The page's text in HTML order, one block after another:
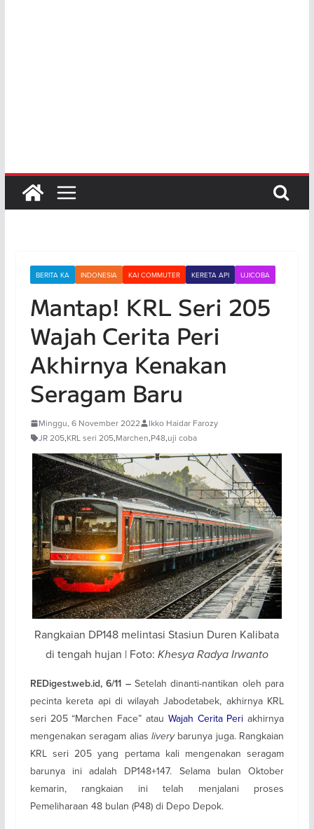
BERITA KA INDONESIA KAI COMMUTER KERETA API UJICOBA
Mantap! KRL Seri 205
Wajah Cerita Peri
Akhirnya Kenakan
Seragam Baru
Minggu, 6 November 2022
Ikko Haidar Farozy
JR 205,KRL seri 205,Marchen,P48,uji coba
Rangkaian DP148 melintasi Stasiun Duren Kalibata
di tengah hujan | Foto: Khesya Radya Irwanto
REDigest.web.id, 6/11 – Setelah dinanti-nantikan oleh para
pecinta kereta api di wilayah Jabodetabek, akhirnya KRL
seri 205 “Marchen Face” atau Wajah Cerita Peri akhirnya
mengenakan seragam alias livery barunya juga. Rangkaian
KRL seri 205 yang pertama kali mengenakan seragam
barunya ini adalah DP148+147. Selama bulan Oktober
kemarin, rangkaian ini telah menjalani proses
Pemeliharaan 48 bulan (P48) di Depo Depok.